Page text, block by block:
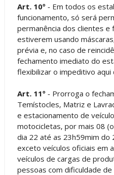
Art. 10º- Em todos os
funcionamento, só será
permanência dos clientes e
estiverem usando
prévia e, no caso de
fechamento imediato do
flexibilizar o impeditivo aqui
Art. 11º- Prorroga o
Temístocles, Matriz e
e estacionamento de
motocicletas, por mais 08
dia 22 até as 23h59mim do
exceto veículos oficiais em
veículos de cargas de
pessoas com dificuldade